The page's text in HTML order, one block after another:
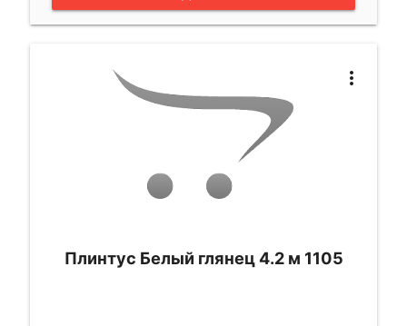
more_vert
Плинтус Белый глянец 4.2 м 1105